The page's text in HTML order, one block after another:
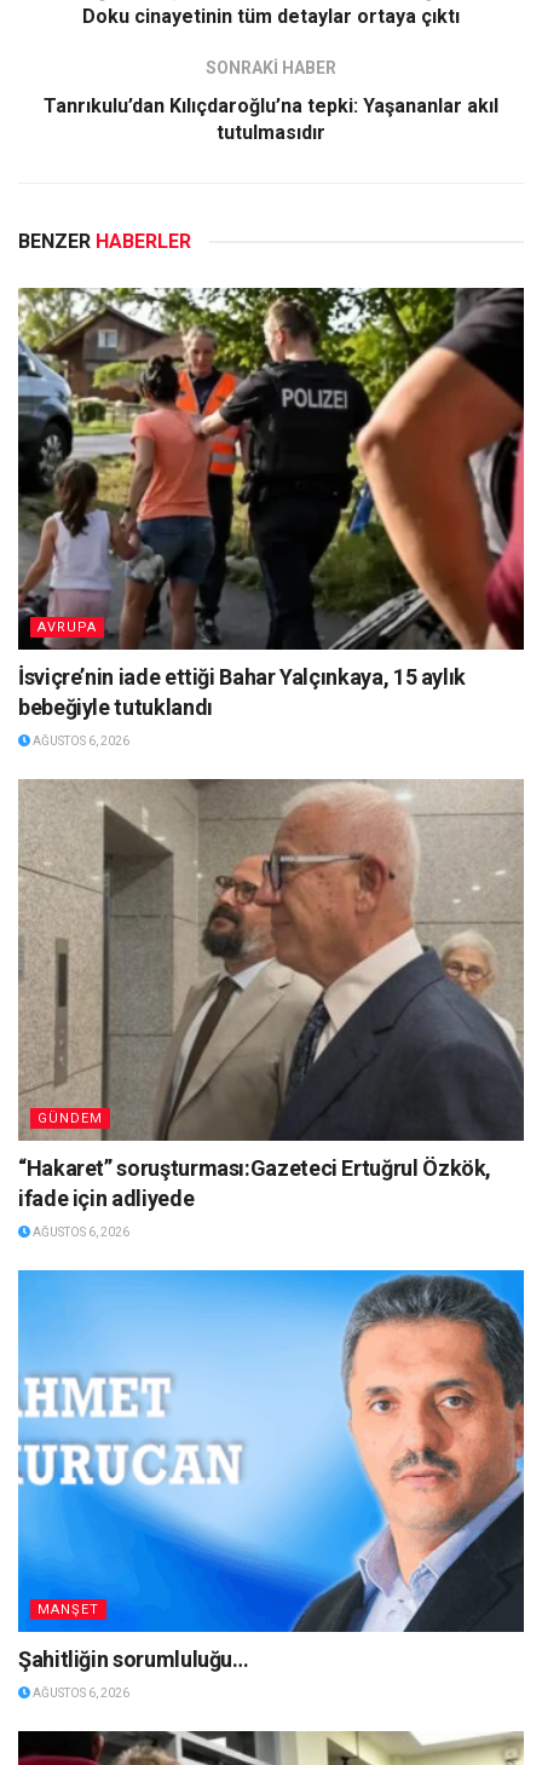
Doku cinayetinin tüm detaylar ortaya çıktı
SONRAKİ HABER
Tanrıkulu’dan Kılıçdaroğlu’na tepki: Yaşananlar akıl
tutulmasıdır
BENZER HABERLER
AVRUPA
İsviçre’nin iade ettiği Bahar Yalçınkaya, 15 aylık
bebeğiyle tutuklandı
AĞUSTOS 6, 2026
GÜNDEM
“Hakaret” soruşturması:Gazeteci Ertuğrul Özkök,
ifade için adliyede
AĞUSTOS 6, 2026
MANŞET
Şahitliğin sorumluluğu…
AĞUSTOS 6, 2026